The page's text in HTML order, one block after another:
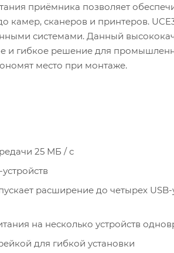
приёмника позволяет
камер, сканеров и принтеров.
системами. Данный
и гибкое решение для
место при монтаже.
25 МБ / с
расширение до четырех USB-
на несколько устройств
для гибкой установки